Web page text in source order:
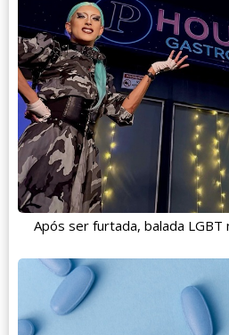
Após ser furtada, balada LGBT